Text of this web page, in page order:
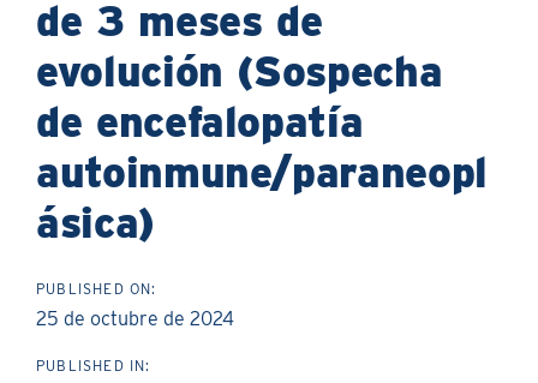
de 3 meses de
evolución (Sospecha
de encefalopatía
autoinmune/paraneopl
ásica)
PUBLISHED ON:
25 de octubre de 2024
PUBLISHED IN: